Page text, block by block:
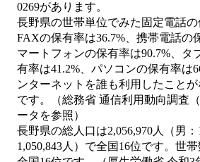
0269があります。
長野県の世帯単位でみた固定電話の
FAXの保有率は36.7%、携帯電話の
マートフォンの保有率は90.7%、タ
有率は41.2%、パソコンの保有率は
ンターネットを誰も利用したこと
です。（総務省 通信利用動向調査
ータを参照）
長野県の総人口は2,056,970人（男：
1,050,843人）で全国16位です。世